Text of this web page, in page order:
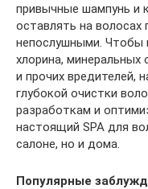
привычные шампунь и
оставлять на волосах
непослушными. Чтобы
хлорина, минеральных
и прочих вредителей,
глубокой очистки
разработкам и
настоящий SPA для
салоне, но и дома.
Популярные